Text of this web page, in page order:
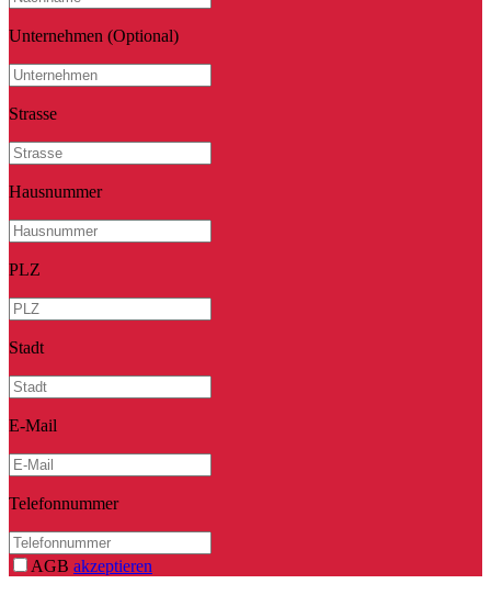
Unternehmen (Optional)
Strasse
Hausnummer
PLZ
Stadt
E-Mail
Telefonnummer
AGB akzeptieren